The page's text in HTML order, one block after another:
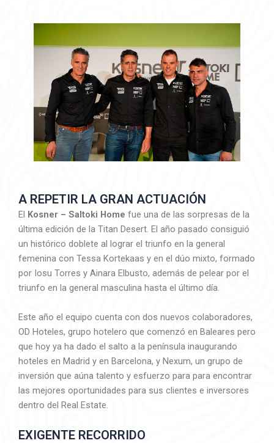
A REPETIR LA GRAN ACTUACIÓN
El Kosner – Saltoki Home fue una de las sorpresas de la
última edición de la Titan Desert. El año pasado consiguió
un histórico doblete al lograr el triunfo en la general
femenina con Tessa Kortekaas y en el dúo mixto, formado
por Iosu Torres y Ainara Elbusto, además de pelear por el
triunfo en la general masculina hasta el último día.
Este año el equipo cuenta con dos nuevos colaboradores,
OD Hoteles, grupo hotelero que comenzó en Baleares pero
que hoy ya ha dado el salto a la península inaugurando
hoteles en Madrid y en Barcelona, y Nexum, un grupo de
inversión que aúna talento y esfuerzo para para encontrar
las mejores oportunidades para sus clientes e inversores
dentro del Real Estate.
EXIGENTE RECORRIDO